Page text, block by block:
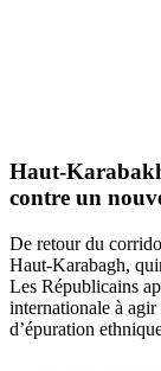
Haut-
contre un
De retour du
Haut-Karabagh,
Les Républicains
internationale à
d’épuration